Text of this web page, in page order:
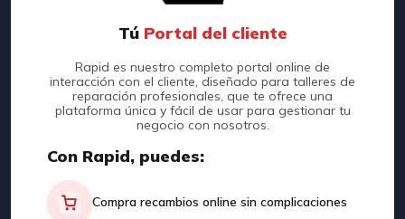
Tú Portal del cliente
Rapid es nuestro completo portal online de
interacción con el cliente, diseñado para talleres de
reparación profesionales, que te ofrece una
plataforma única y fácil de usar para gestionar tu
negocio con nosotros.
Con Rapid, puedes:
Compra recambios online sin complicaciones